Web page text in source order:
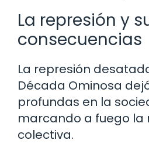
La represión y
consecuencias
La represión
Década Ominosa
profundas en la
marcando a fuego la
colectiva.